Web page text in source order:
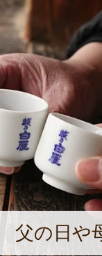
り組みに
難しいと
重ね、多
父の日や